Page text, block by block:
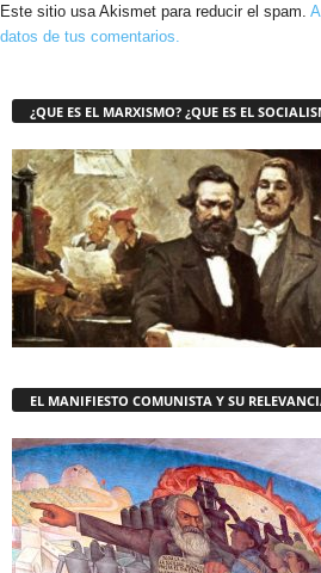
Este sitio usa Akismet para reducir el spam.
datos de tus comentarios.
¿QUE ES EL MARXISMO? ¿QUE ES EL
EL MANIFIESTO COMUNISTA Y SU